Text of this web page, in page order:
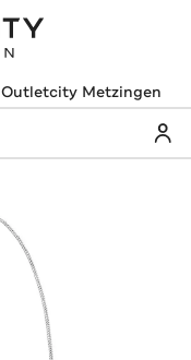
Outletcity Metzingen